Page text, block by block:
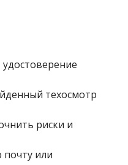
техосмотр
риски и
или